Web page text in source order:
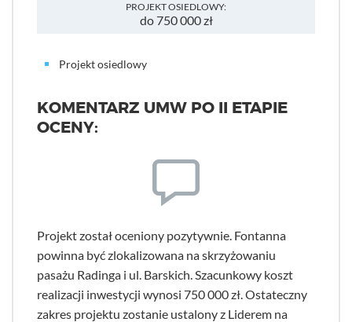
PROJEKT OSIEDLOWY:
do 750 000 zł
Projekt osiedlowy
KOMENTARZ UMW PO II ETAPIE
OCENY:
Projekt został oceniony pozytywnie. Fontanna
powinna być zlokalizowana na skrzyżowaniu
pasażu Radinga i ul. Barskich. Szacunkowy koszt
realizacji inwestycji wynosi 750 000 zł. Ostateczny
zakres projektu zostanie ustalony z Liderem na